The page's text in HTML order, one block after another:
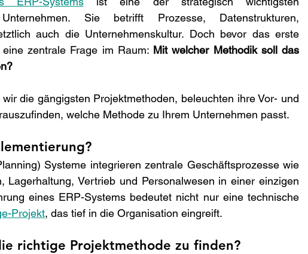
Sie betrifft Prozesse, Datenstrukturen,
auch die Unternehmenskultur. Doch bevor das erste
zentrale Frage im Raum: Mit welcher Methodik soll das
die gängigsten Projektmethoden, beleuchten ihre Vor- und
welche Methode zu Ihrem Unternehmen passt.
Systeme integrieren zentrale Geschäftsprozesse wie
Lagerhaltung, Vertrieb und Personalwesen in einer einzigen
eines ERP-Systems bedeutet nicht nur eine technische
Projekt, das tief in die Organisation eingreift.
richtige Projektmethode zu finden?